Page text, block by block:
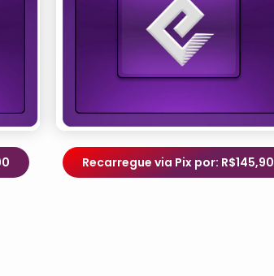
Recarregue via Pix por: R$145,90